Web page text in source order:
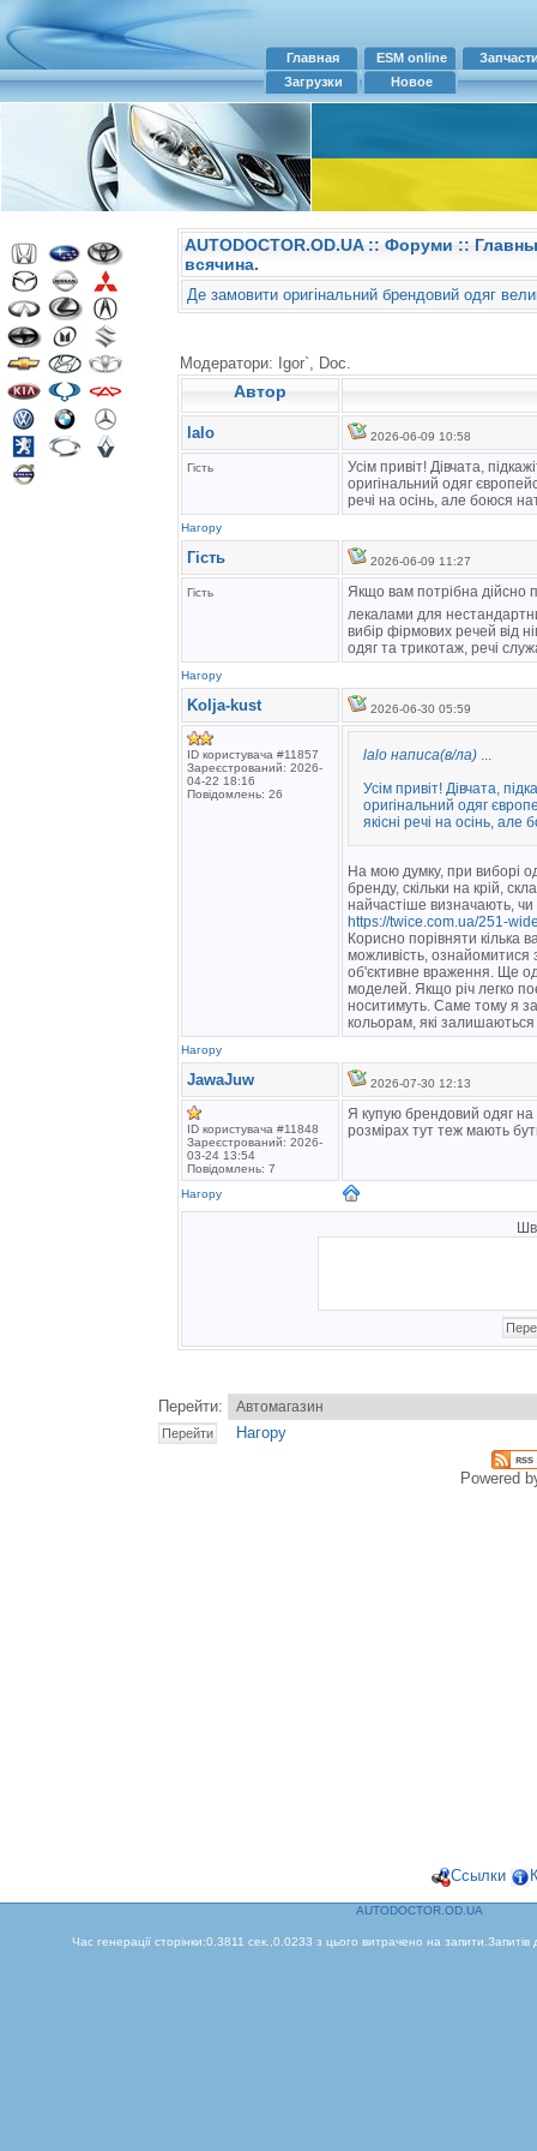
Главная ESM online
Загрузки
Новое
AUTODOCTOR.OD.UA:: Форуми ::
всячина.
Де замовити оригінальний брендовий одяг
Модератори: Igor`, Doc.
Автор
lalo 2026-06-09 10:58
Гість
Усім привіт! Дівчата,
оригінальний одяг
речі на осінь, але боюся
Нагору
Гість 2026-06-09 11:27
Гість
Якщо вам потрібна дійсно
лекалами для
вибір фірмових речей від
одяг та трикотаж, речі
Нагору
Kolja-kust 2026-06-30 05:59
ID користувача #11857
Зареєстрований: 2026-
04-22 18:16
Повідомлень: 26
lalo написа(в/ла) ...
Усім привіт! Дівчата,
оригінальний одяг
якісні речі на осінь,
На мою думку, при виборі
бренду, скільки на крій,
найчастіше визначають,
https://twice.com.ua/251-
Корисно порівняти кілька
можливість, ознайомитися
об'єктивне враження. Ще
моделей. Якщо річ легко
носитимуть. Саме тому я
кольорам, які
Нагору
JawaJuw 2026-07-30 12:13
ID користувача #11848
Зареєстрований: 2026-
03-24 13:54
Повідомлень: 7
Я купую брендовий одяг на
розмірах тут теж мають
Нагору
Перейти:
Нагору
Powered
Ссылки
AUTODOCTOR.OD.UA
Час генерації сторінки:0.3811 сек.,0.0233 з цього витрачено на